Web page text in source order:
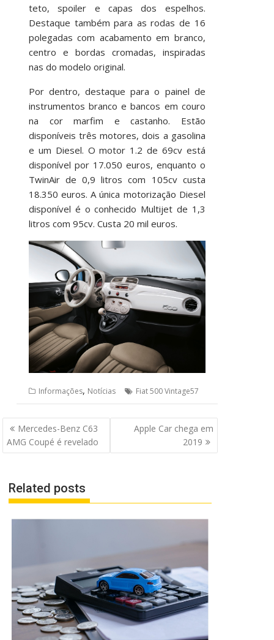
teto, spoiler e capas dos espelhos.
Destaque também para as rodas de 16
polegadas com acabamento em branco,
centro e bordas cromadas, inspiradas
nas do modelo original.
Por dentro, destaque para o painel de
instrumentos branco e bancos em couro
na cor marfim e castanho. Estão
disponíveis três motores, dois a gasolina
e um Diesel. O motor 1.2 de 69cv está
disponível por 17.050 euros, enquanto o
TwinAir de 0,9 litros com 105cv custa
18.350 euros. A única motorização Diesel
disponível é o conhecido Multijet de 1,3
litros com 95cv. Custa 20 mil euros.
Informações, Notícias Fiat 500 Vintage57
Navegação
de
Post
Mercedes-Benz C63
AMG Coupé é revelado
Apple Car chega em
2019
Related posts